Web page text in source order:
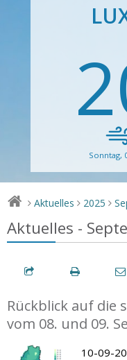
Sonntag,
> Aktuelles > 2025 >
Aktuelles -
Rückblick auf die
vom 08. und 09.
10-09-